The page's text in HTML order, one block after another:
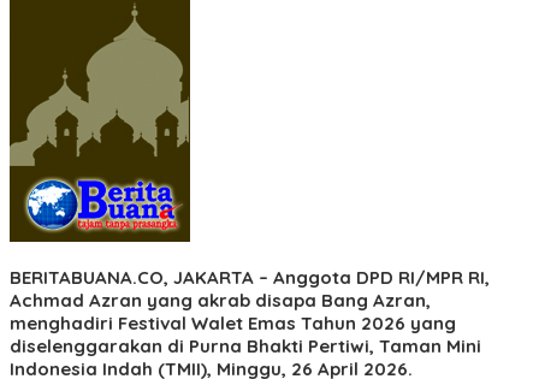
BERITABUANA.CO, JAKARTA – Anggota DPD RI/MPR RI,
Achmad Azran yang akrab disapa Bang Azran,
menghadiri Festival Walet Emas Tahun 2026 yang
diselenggarakan di Purna Bhakti Pertiwi, Taman Mini
Indonesia Indah (TMII), Minggu, 26 April 2026.